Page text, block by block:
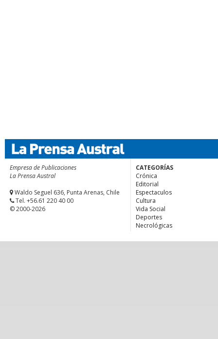
Empresa de Publicaciones
La Prensa Austral
Waldo Seguel 636, Punta Arenas, Chile
Tel. +56.61 220 40 00
© 2000-2026
CATEGORÍAS
Crónica
Editorial
Espectaculos
Cultura
Vida Social
Deportes
Necrológicas